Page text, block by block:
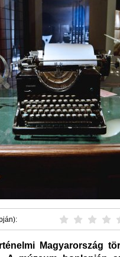
Magyarország